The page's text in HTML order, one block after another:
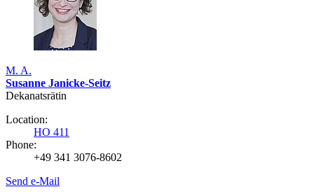
M. A.
Susanne Janicke-Seitz
Dekanatsrätin
Location:
HO 411
Phone:
+49 341 3076-8602
Send e-Mail